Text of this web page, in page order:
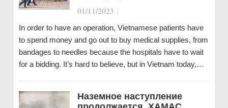
01/11/2023 |
In order to have an operation, Vietnamese patients have
to spend money and go out to buy medical supplies, from
bandages to needles because the hospitals have to wait
for a bidding. It’s hard to believe, but in Vietnam today,…
Наземное наступление